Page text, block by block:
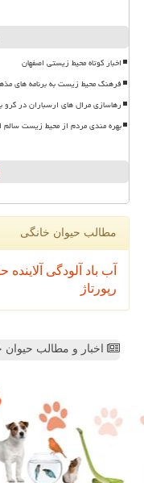
اخبار کوتاه محیط زیستی اصفهان
فرهنگ محیط زیست به برنامه های
رهاسازی مرال های ارسباران در
بهره مندی مردم از محیط زیست سالم
مطالب حیوان خانگی
آب باد آلودگی آلاینده
رپورتاژ
اخبار و مطالب حیوان